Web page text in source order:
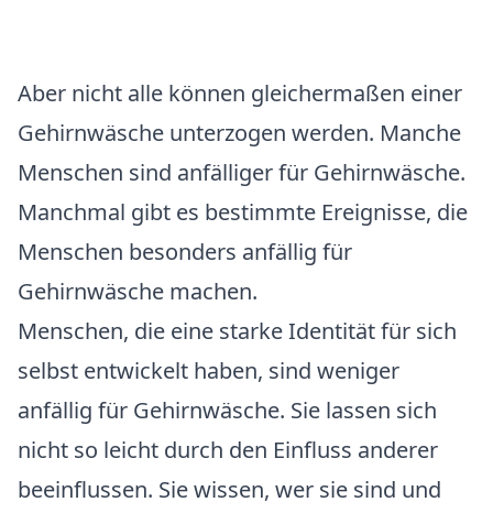
Aber nicht alle können gleichermaßen einer
Gehirnwäsche unterzogen werden. Manche
Menschen sind anfälliger für Gehirnwäsche.
Manchmal gibt es bestimmte Ereignisse, die
Menschen besonders anfällig für
Gehirnwäsche machen.
Menschen, die eine starke Identität für sich
selbst entwickelt haben, sind weniger
anfällig für Gehirnwäsche. Sie lassen sich
nicht so leicht durch den Einfluss anderer
beeinflussen. Sie wissen, wer sie sind und